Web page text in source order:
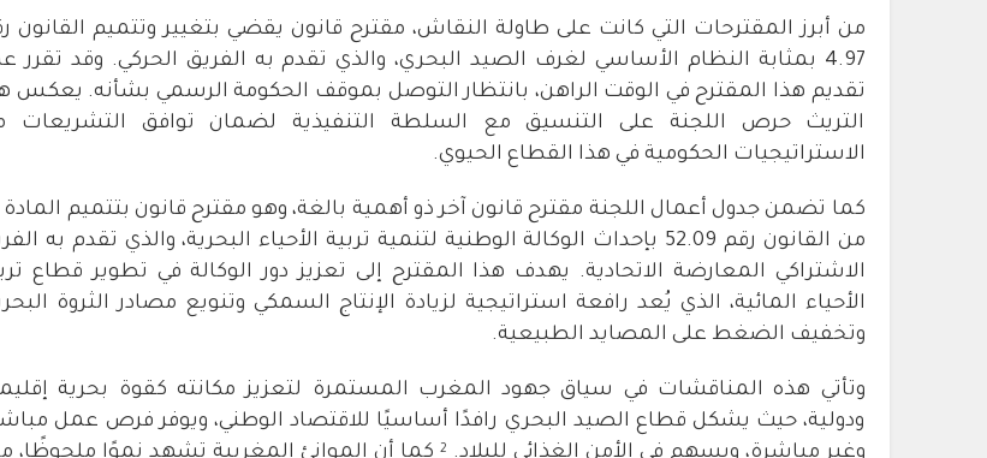
من أبرز المقترحات التي كانت على طاولة النقاش، مقترح قانون يقضي بتغيير وتتميم القانون
4.97 بمثابة النظام الأساسي لغرف الصيد البحري، والذي تقدم به الفريق الحركي. وقد تقرر
تقديم هذا المقترح في الوقت الراهن، بانتظار التوصل بموقف الحكومة الرسمي بشأنه. يعكس
التريث حرص اللجنة على التنسيق مع السلطة التنفيذية لضمان توافق التشريعات
الاستراتيجيات الحكومية في هذا القطاع الحيوي.
من القانون رقم 52.09 بإحداث الوكالة الوطنية لتنمية تربية الأحياء البحرية، والذي تقدم به
الاشتراكي المعارضة الاتحادية. يهدف هذا المقترح إلى تعزيز دور الوكالة في تطوير قطاع
الأحياء المائية، الذي يُعد رافعة استراتيجية لزيادة الإنتاج السمكي وتنويع مصادر الثروة
وتخفيف الضغط على المصايد الطبيعية.
وتأتي هذه المناقشات في سياق جهود المغرب المستمرة لتعزيز مكانته كقوة بحرية
ودولية، حيث يشكل قطاع الصيد البحري رافدًا أساسيًا للاقتصاد الوطني، ويوفر فرص عمل
2